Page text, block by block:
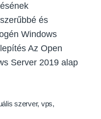
és
Windows
Az Open
Server 2019 alap
szerver, vps,